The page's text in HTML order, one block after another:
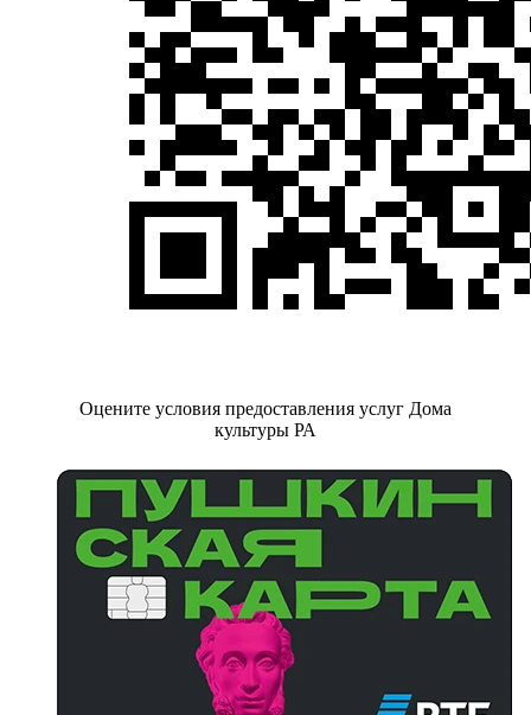
Оцените условия предоставления услуг Дома
культуры РА